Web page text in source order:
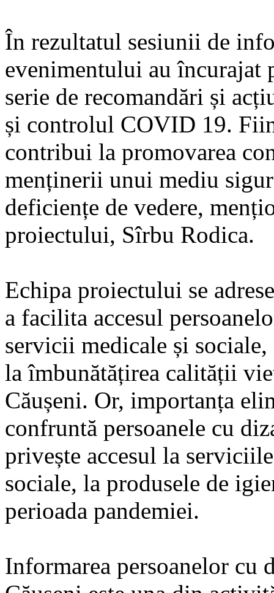
În rezultatul sesiunii de
evenimentului au încurajat
serie de recomandări și
și controlul COVID 19.
contribui la promovarea
menținerii unui mediu
deficiențe de vedere,
proiectului, Sîrbu Rodica.
Echipa proiectului se
a facilita accesul
servicii medicale și
la îmbunătățirea calității
Căușeni. Or, importanța
confruntă persoanele cu
privește accesul la
sociale, la produsele de
perioada pandemiei.
Informarea persoanelor cu